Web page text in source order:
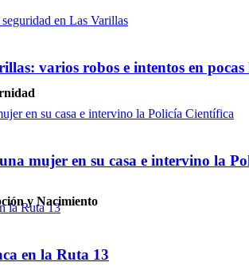
varios robos e intentos en pocas
mujer en su casa e intervino la
en la Ruta 13
y Nacimiento